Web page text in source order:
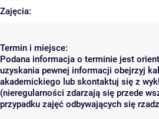
Zajęcia:
Termin i miejsce:
Podana informacja o terminie jest
uzyskania pewnej informacji obejrzyj
akademickiego lub skontaktuj się z
(nieregularności zdarzają się przede
przypadku zajęć odbywających się